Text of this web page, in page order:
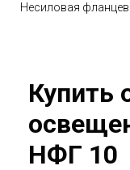
Несиловая
Купить
НФГ 10